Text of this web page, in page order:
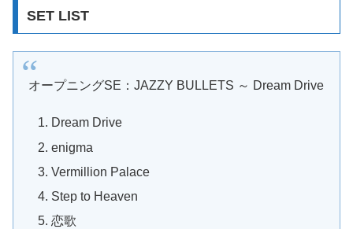
SET LIST
オープニングSE：JAZZY BULLETS ～ Dream Drive
Dream Drive
enigma
Vermillion Palace
Step to Heaven
恋歌